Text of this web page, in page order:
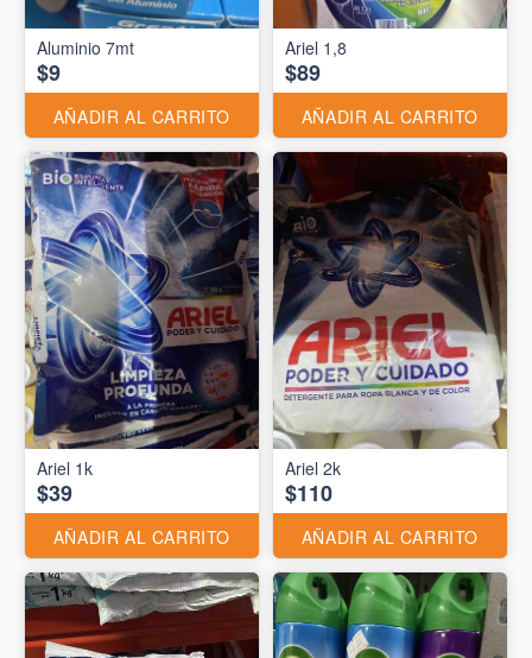
Aluminio 7mt
$9
AÑADIR AL CARRITO
Ariel 1,8
$89
AÑADIR AL CARRITO
Ariel 1k
$39
AÑADIR AL CARRITO
Ariel 2k
$110
AÑADIR AL CARRITO